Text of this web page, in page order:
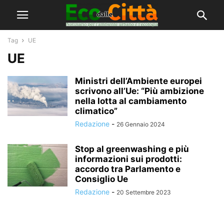
Tag UE
UE
Ministri dell’Ambiente europei
scrivono all’Ue: “Più ambizione
nella lotta al cambiamento
climatico”
Redazione - 26 Gennaio 2024
Stop al greenwashing e più
informazioni sui prodotti:
accordo tra Parlamento e
Consiglio Ue
Redazione - 20 Settembre 2023